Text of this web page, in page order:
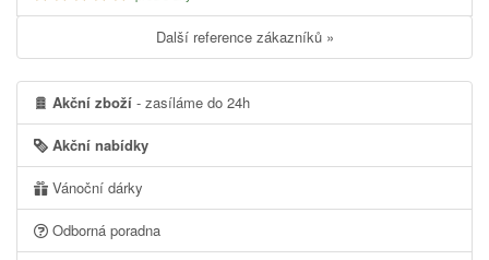
Další reference zákazníků »
Akční zboží - zasíláme do 24h
Akční nabídky
Vánoční dárky
Odborná poradna